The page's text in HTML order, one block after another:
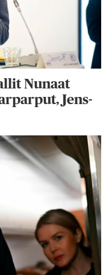
Nunaat
Jens-